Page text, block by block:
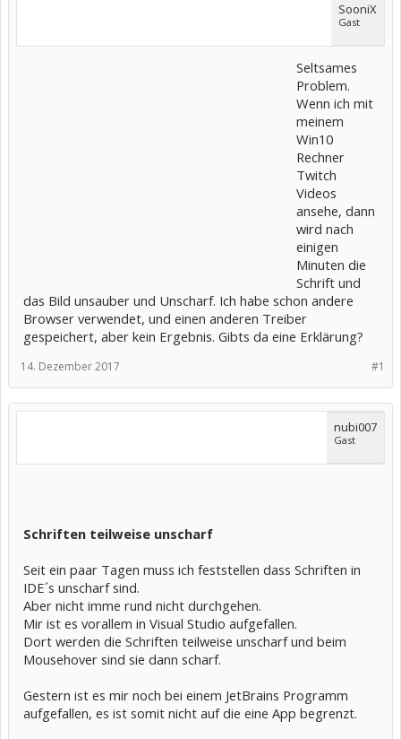
SooniX
Gast
Seltsames
Problem.
Wenn ich mit
meinem
Win10
Rechner
Twitch
Videos
ansehe, dann
wird nach
einigen
Minuten die
Schrift und
das Bild unsauber und Unscharf. Ich habe schon andere
Browser verwendet, und einen anderen Treiber
gespeichert, aber kein Ergebnis. Gibts da eine Erklärung?
#1
14. Dezember 2017
nubi007
Gast
Schriften teilweise unscharf
Seit ein paar Tagen muss ich feststellen dass Schriften in
IDE´s unscharf sind.
Aber nicht imme rund nicht durchgehen.
Mir ist es vorallem in Visual Studio aufgefallen.
Dort werden die Schriften teilweise unscharf und beim
Mousehover sind sie dann scharf.
Gestern ist es mir noch bei einem JetBrains Programm
aufgefallen, es ist somit nicht auf die eine App begrenzt.